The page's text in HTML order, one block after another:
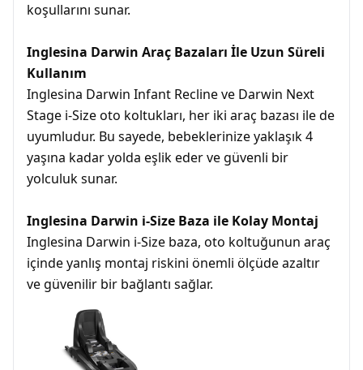
koşullarını sunar.
Inglesina Darwin Araç Bazaları İle Uzun Süreli
Kullanım
Inglesina Darwin Infant Recline ve Darwin Next
Stage i-Size oto koltukları, her iki araç bazası ile de
uyumludur. Bu sayede, bebeklerinize yaklaşık 4
yaşına kadar yolda eşlik eder ve güvenli bir
yolculuk sunar.
Inglesina Darwin i-Size Baza ile Kolay Montaj
Inglesina Darwin i-Size baza, oto koltuğunun araç
içinde yanlış montaj riskini önemli ölçüde azaltır
ve güvenilir bir bağlantı sağlar.